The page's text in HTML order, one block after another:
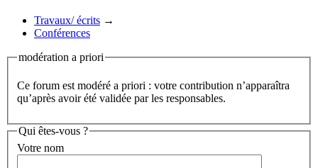
Travaux/ écrits →
Conférences
modération a priori
Ce forum est modéré a priori : votre contribution n’apparaîtra
qu’après avoir été validée par les responsables.
Qui êtes-vous ?
Votre nom